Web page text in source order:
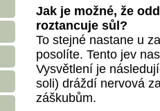
Jak je možné, že
roztancuje sůl?
To stejné nastane u
posolíte. Tento jev
Vysvětlení je
soli) dráždí nervová
záškubům.